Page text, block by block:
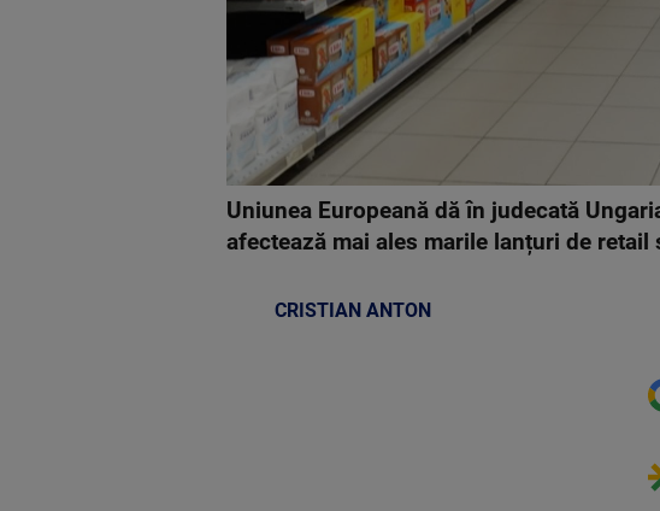
Uniunea Europeană dă în judecată
afectează mai ales marile lanțuri de retail
CRISTIAN ANTON